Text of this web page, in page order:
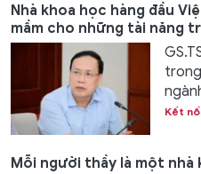
Nhà khoa học hàng đầu
mầm cho những tài năng
Kết
Mỗi người thầy là một nhà